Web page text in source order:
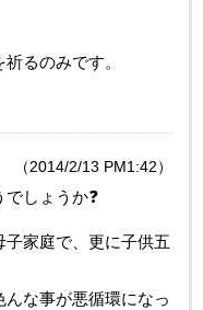
るのみです。
（2014/2/13 PM1:42）
しょうか❓
家庭で、更に子供五
な事が悪循環になっ